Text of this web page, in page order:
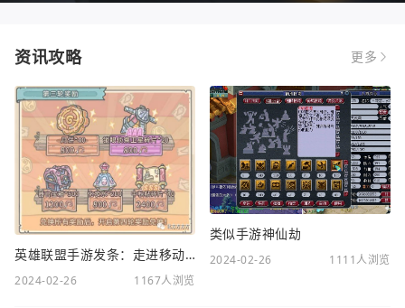
资讯攻略 更多
英雄联盟手游发条：走进移动电竞新时代
2024-02-26 1167人浏览
类似手游神仙劫
2024-02-26 1111人浏览